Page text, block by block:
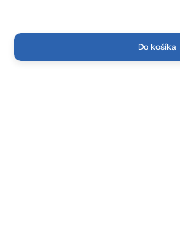
Do košíka